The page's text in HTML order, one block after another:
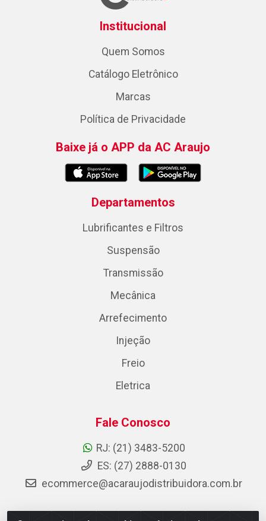
Institucional
Quem Somos
Catálogo Eletrônico
Marcas
Política de Privacidade
Baixe já o APP da AC Araujo
Departamentos
Lubrificantes e Filtros
Suspensão
Transmissão
Mecânica
Arrefecimento
Injeção
Freio
Eletrica
Fale Conosco
RJ: (21) 3483-5200
ES: (27) 2888-0130
ecommerce@acaraujodistribuidora.com.br